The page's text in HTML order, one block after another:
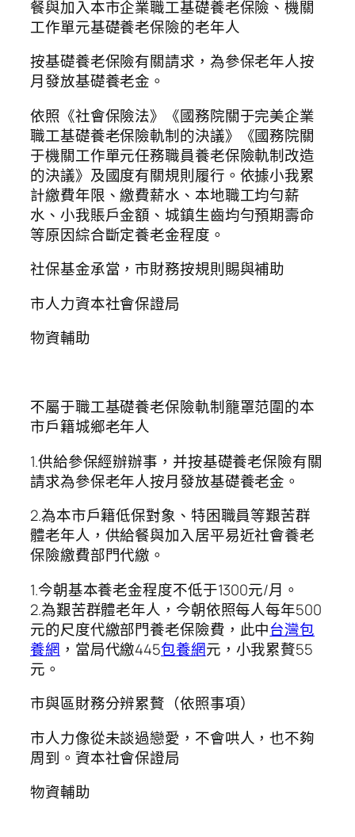
餐與加入本市企業職工基礎養老保險、機關
工作單元基礎養老保險的老年人
按基礎養老保險有關請求，為參保老年人按
月發放基礎養老金。
依照《社會保險法》《國務院關于完美企業
職工基礎養老保險軌制的決議》《國務院關
于機關工作單元任務職員養老保險軌制改造
的決議》及國度有關規則履行。依據小我累
計繳費年限、繳費薪水、本地職工均勻薪
水、小我賬戶金額、城鎮生齒均勻預期壽命
等原因綜合斷定養老金程度。
社保基金承當，市財務按規則賜與補助
市人力資本社會保證局
物資輔助
不屬于職工基礎養老保險軌制籠罩范圍的本
市戶籍城鄉老年人
1.供給參保經辦辦事，并按基礎養老保險有關
請求為參保老年人按月發放基礎養老金。
2.為本市戶籍低保對象、特困職員等艱苦群
體老年人，供給餐與加入居平易近社會養老
保險繳費部門代繳。
1.今朝基本養老金程度不低于1300元/月。
2.為艱苦群體老年人，今朝依照每人每年500
元的尺度代繳部門養老保險費，此中台灣包
養網 ，當局代繳445包養網元，小我累贅55
元。
市與區財務分辨累贅（依照事項）
市人力像從未談過戀愛，不會哄人，也不夠
周到。資本社會保證局
物資輔助